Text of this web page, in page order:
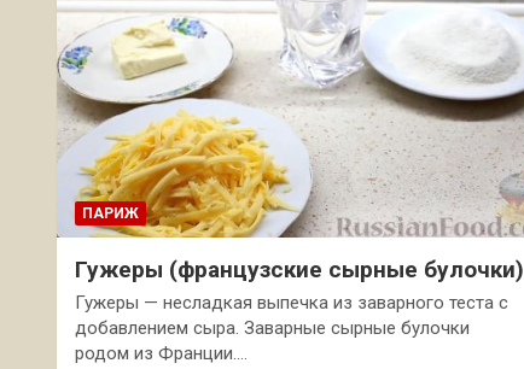
ПАРИЖ
Гужеры (французские сырные булочки)
Гужеры — несладкая выпечка из заварного теста с
добавлением сыра. Заварные сырные булочки
родом из Франции.…